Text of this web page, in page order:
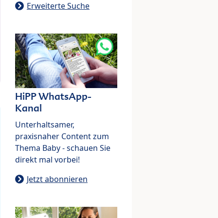
Erweiterte Suche
HiPP WhatsApp-
Kanal
Unterhaltsamer,
praxisnaher Content zum
Thema Baby - schauen Sie
direkt mal vorbei!
Jetzt abonnieren